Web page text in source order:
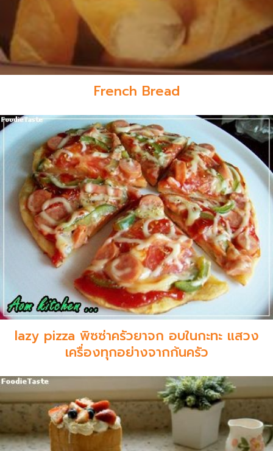
French Bread
lazy pizza พิซซ่าครัวยาจก อบในกะทะ แสวง
เครื่องทุกอย่างจากก้นครัว